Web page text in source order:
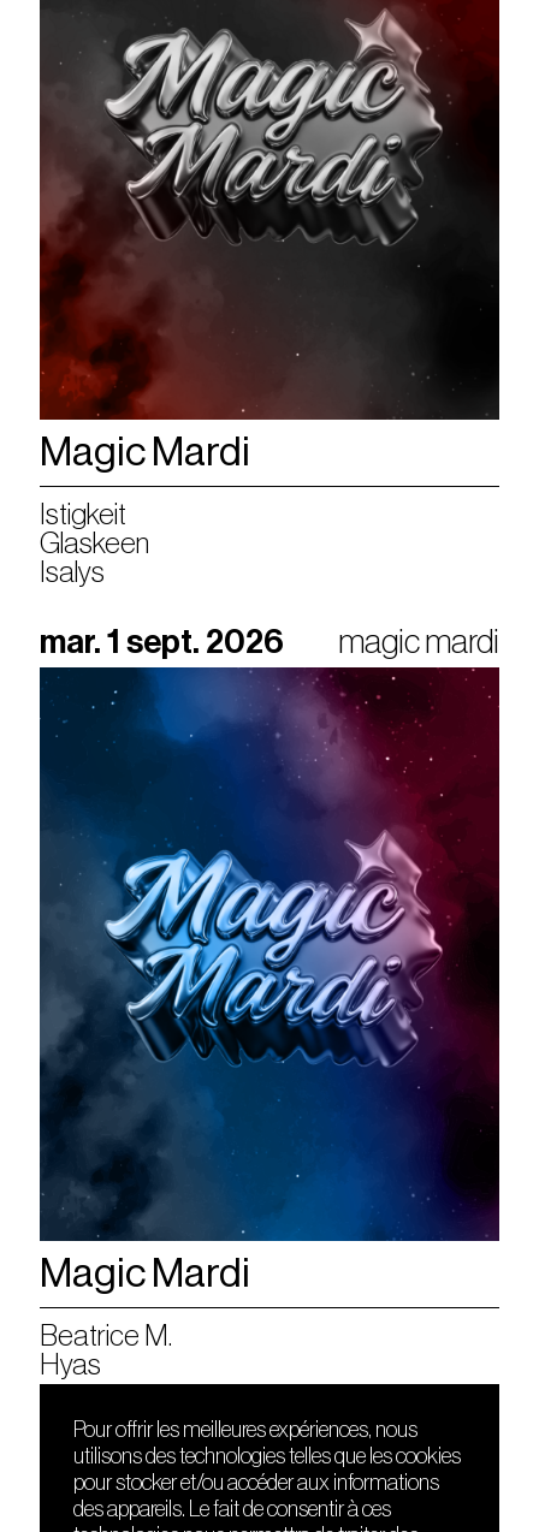
Magic Mardi
Istigkeit
Glaskeen
Isalys
mar. 1 sept. 2026 magic mardi
Magic Mardi
Beatrice M.
Hyas
DÉCOUVRIR
Le lieu
Contact
FRIENDS
Nuits sonores
HEAT
Pour offrir les meilleures expériences, nous
utilisons des technologies telles que les cookies
pour stocker et/ou accéder aux informations
des appareils. Le fait de consentir à ces